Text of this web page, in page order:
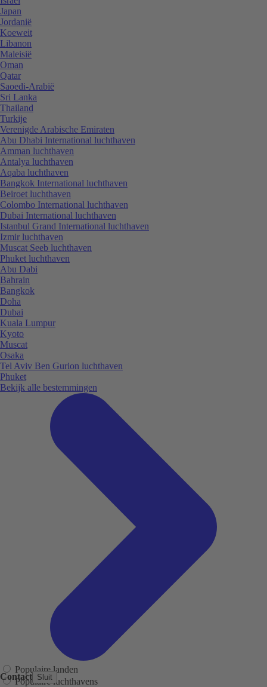
Contact Sluit
Japan
Jordanië
Koeweit
Libanon
Maleisië
Oman
Qatar
Saoedi-Arabië
Sri Lanka
Thailand
Turkije
Verenigde Arabische Emiraten
Abu Dhabi International luchthaven
Amman luchthaven
Antalya luchthaven
Aqaba luchthaven
Bangkok International luchthaven
Beiroet luchthaven
Colombo International luchthaven
Dubai International luchthaven
Istanbul Grand International luchthaven
Izmir luchthaven
Muscat Seeb luchthaven
Phuket luchthaven
Abu Dabi
Bahrain
Bangkok
Doha
Dubai
Kuala Lumpur
Kyoto
Muscat
Osaka
Tel Aviv Ben Gurion luchthaven
Phuket
Bekijk alle bestemmingen
Populaire landen
Populaire luchthavens